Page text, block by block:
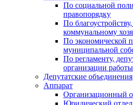
По социальной
правопорядку
По
коммунальному
По экономической
муниципальной
По регламенту,
организации
Депутатские объединения
Аппарат
Организационный